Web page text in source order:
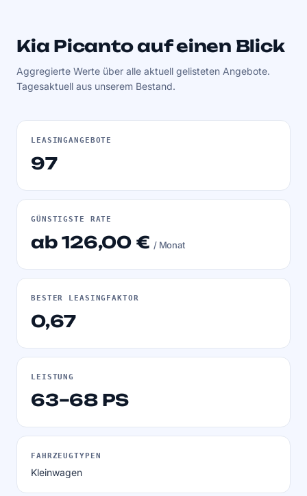
Kia Picanto auf einen Blick
Aggregierte Werte über alle aktuell gelisteten Angebote.
Tagesaktuell aus unserem Bestand.
LEASINGANGEBOTE
97
GÜNSTIGSTE RATE
ab 126,00 €/ Monat
BESTER LEASINGFAKTOR
0,67
LEISTUNG
63–68 PS
FAHRZEUGTYPEN
Kleinwagen